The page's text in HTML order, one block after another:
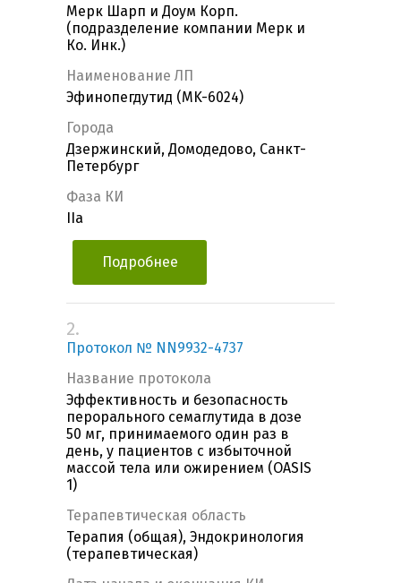
Мерк Шарп и Доум Корп.
(подразделение компании Мерк и
Ко. Инк.)
Наименование ЛП
Эфинопегдутид (MK-6024)
Города
Дзержинский, Домодедово, Санкт-
Петербург
Фаза КИ
IIa
Подробнее
2.
Протокол № NN9932-4737
Название протокола
Эффективность и безопасность
перорального семаглутида в дозе
50 мг, принимаемого один раз в
день, у пациентов с избыточной
массой тела или ожирением (OASIS
1)
Терапевтическая область
Терапия (общая), Эндокринология
(терапевтическая)